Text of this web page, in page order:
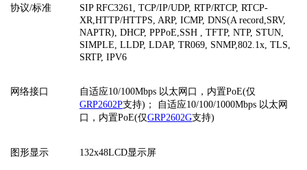
协议/标准
SIP RFC3261, TCP/IP/UDP, RTP/RTCP, RTCP-
XR,HTTP/HTTPS, ARP, ICMP, DNS(A record,SRV,
NAPTR), DHCP, PPPoE,SSH , TFTP, NTP, STUN,
SIMPLE, LLDP, LDAP, TR069, SNMP,802.1x, TLS,
SRTP, IPV6
网络接口 自适应10/100Mbps 以太网口，内置PoE(仅
GRP2602P支持)； 自适应10/100/1000Mbps 以太网
口，内置PoE(仅GRP2602G支持)
图形显示 132x48LCD显示屏